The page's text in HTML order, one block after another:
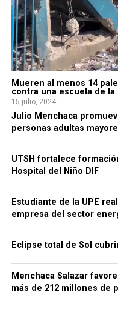
Mueren al menos 14
contra una escuela de la
15 julio, 2024
Julio Menchaca
personas adultas
UTSH fortalece
Hospital del Niño DIF
Estudiante de la UPE
empresa del sector
Eclipse total de Sol
Menchaca Salazar
más de 212 millones